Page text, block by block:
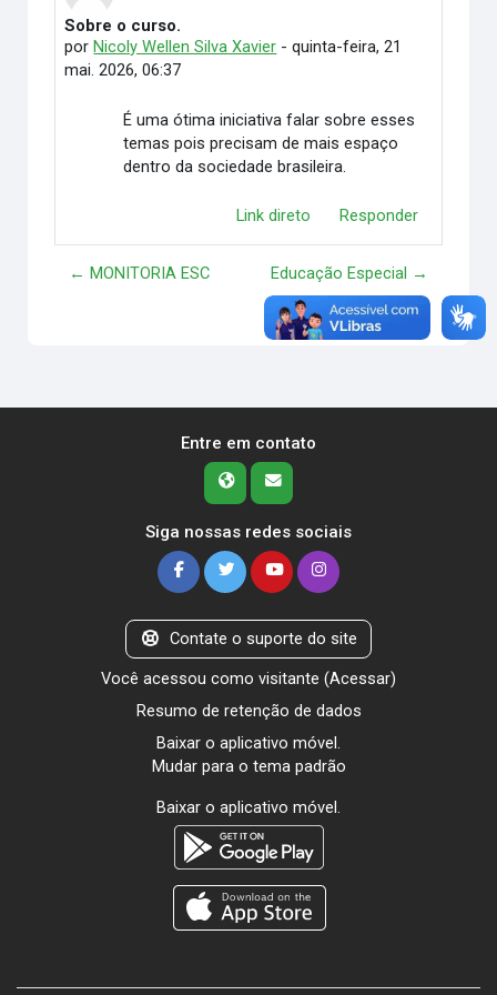
Sobre o curso.
por Nicoly Wellen Silva Xavier -quinta-feira, 21
mai. 2026, 06:37
Número de respostas: 0
É uma ótima iniciativa falar sobre esses
temas pois precisam de mais espaço
dentro da sociedade brasileira.
Link direto Responder
← MONITORIA ESC Educação Especial →
Entre em contato
Siga nossas redes sociais
Contate o suporte do site
Você acessou como visitante (Acessar)
Resumo de retenção de dados
Baixar o aplicativo móvel.
Mudar para o tema padrão
Baixar o aplicativo móvel.